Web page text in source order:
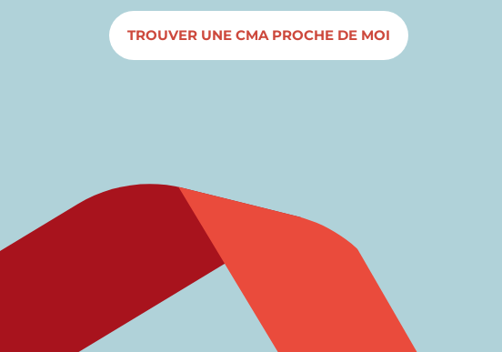
TROUVER UNE CMA PROCHE DE MOI